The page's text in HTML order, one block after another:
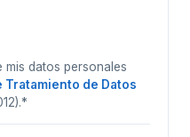
datos personales
Tratamiento de Datos
*